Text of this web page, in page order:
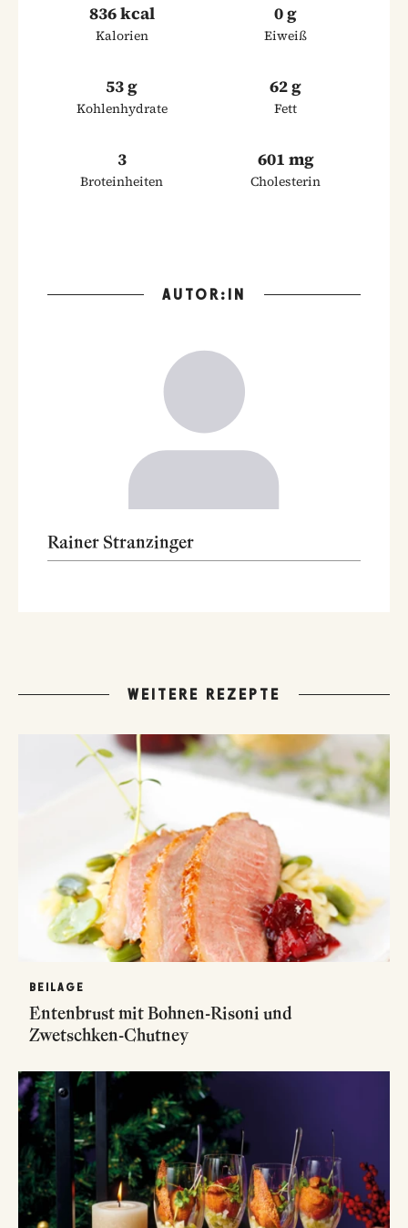
836 kcal
Kalorien
0 g
Eiweiß
53 g
Kohlenhydrate
62 g
Fett
3
Broteinheiten
601 mg
Cholesterin
AUTOR:IN
Rainer Stranzinger
WEITERE REZEPTE
BEILAGE
Entenbrust mit Bohnen-Risoni und
Zwetschken-Chutney